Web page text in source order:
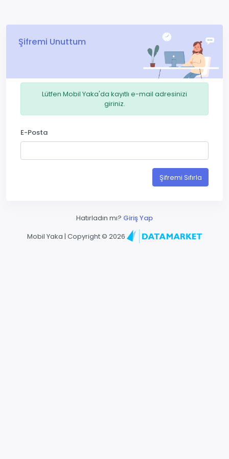
Şifremi Unuttum
Lütfen Mobil Yaka'da kayıtlı e-mail adresinizi
giriniz.
E-Posta
Şifremi Sıfırla
Hatırladın mı? Giriş Yap
Mobil Yaka | Copyright © 2026